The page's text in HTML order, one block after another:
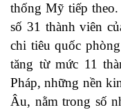
thống Mỹ tiếp
số 31 thành viên
chi tiêu quốc
tăng từ mức 11
Pháp, những nền
Âu, nằm trong số